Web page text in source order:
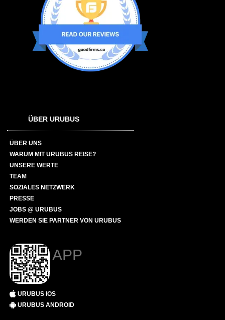
ÜBER URUBUS
ÜBER UNS
WARUM MIT URUBUS REISE?
UNSERE WERTE
TEAM
SOZIALES NETZWERK
PRESSE
JOBS @ URUBUS
WERDEN SIE PARTNER VON URUBUS
APP
URUBUS IOS
URUBUS ANDROID